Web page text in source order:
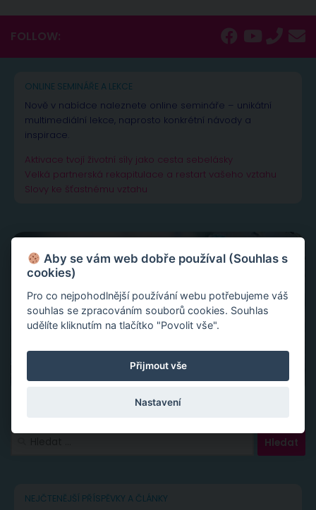
FOLLOW:
ONLINE SEMINÁŘE A LEKCE
Nově v nabídce naleznete online semináře – unikátní
multimediální lekce, naprosto konkrétní návody a
inspirace.
Aktivace tvojí životní síly jako cesta sebelásky
Velká partnerská rekapitulace a restart vašeho vztahu
Slovy ke šťastnému vztahu
Vyhledávání
NEJČTENĚJŠÍ PŘÍSPĚVKY A ČLÁNKY
Aby se vám web dobře používal (Souhlas s
cookies)
Pro co nejpohodlnější používání webu potřebujeme váš
souhlas se zpracováním souborů cookies. Souhlas
udělíte kliknutím na tlačítko "Povolit vše".
Přijmout vše
Nastavení